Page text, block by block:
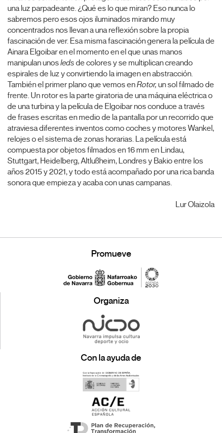
una luz parpadeante. ¿Qué es lo que miran? Eso nunca lo
sabremos pero esos ojos iluminados mirando muy
concentrados nos llevan a una reflexión sobre la propia
fascinación de ver. Esa misma fascinación genera la película de
Ainara Elgoibar en el momento en el que unas manos
manipulan unosleds de colores y se multiplican creando
espirales de luz y convirtiendo la imagen en abstracción.
También el primer plano que vemos enRotor, un sol filmado de
frente. Un rotor es la parte giratoria de una máquina eléctrica o
de una turbina y la película de Elgoibar nos conduce a través
de frases escritas en medio de la pantalla por un recorrido que
atraviesa diferentes inventos como coches y motores Wankel,
relojes o el sistema de zonas horarias. La película está
compuesta por objetos filmados en 16 mm en Lindau,
Stuttgart, Heidelberg, Altlußheim, Londres y Bakio entre los
años 2015 y 2021, y todo está acompañado por una rica banda
sonora que empieza y acaba con unas campanas.
Lur Olaizola
Promueve
Organiza
Con la ayuda de